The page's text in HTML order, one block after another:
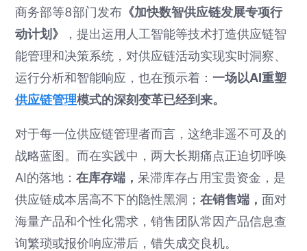
商务部等8部门发布 《加快数智供应链发展专项行
动计划》
，提出运用人工智能等技术打造供应链智
能管理和决策系统，对供应链活动实现实时洞察、
运行分析和智能响应，也在预示着：一场以AI重塑
供应链管理模式的深刻变革已经到来。
对于每一位供应链管理者而言，这绝非遥不可及的
战略蓝图。而在实践中，两大长期痛点正迫切呼唤
AI的落地：在库存端， 呆滞库存占用宝贵资金，是
供应链成本居高不下的隐性黑洞；在销售端，面对
海量产品和个性化需求，销售团队常因产品信息查
询繁琐或报价响应滞后，错失成交良机。